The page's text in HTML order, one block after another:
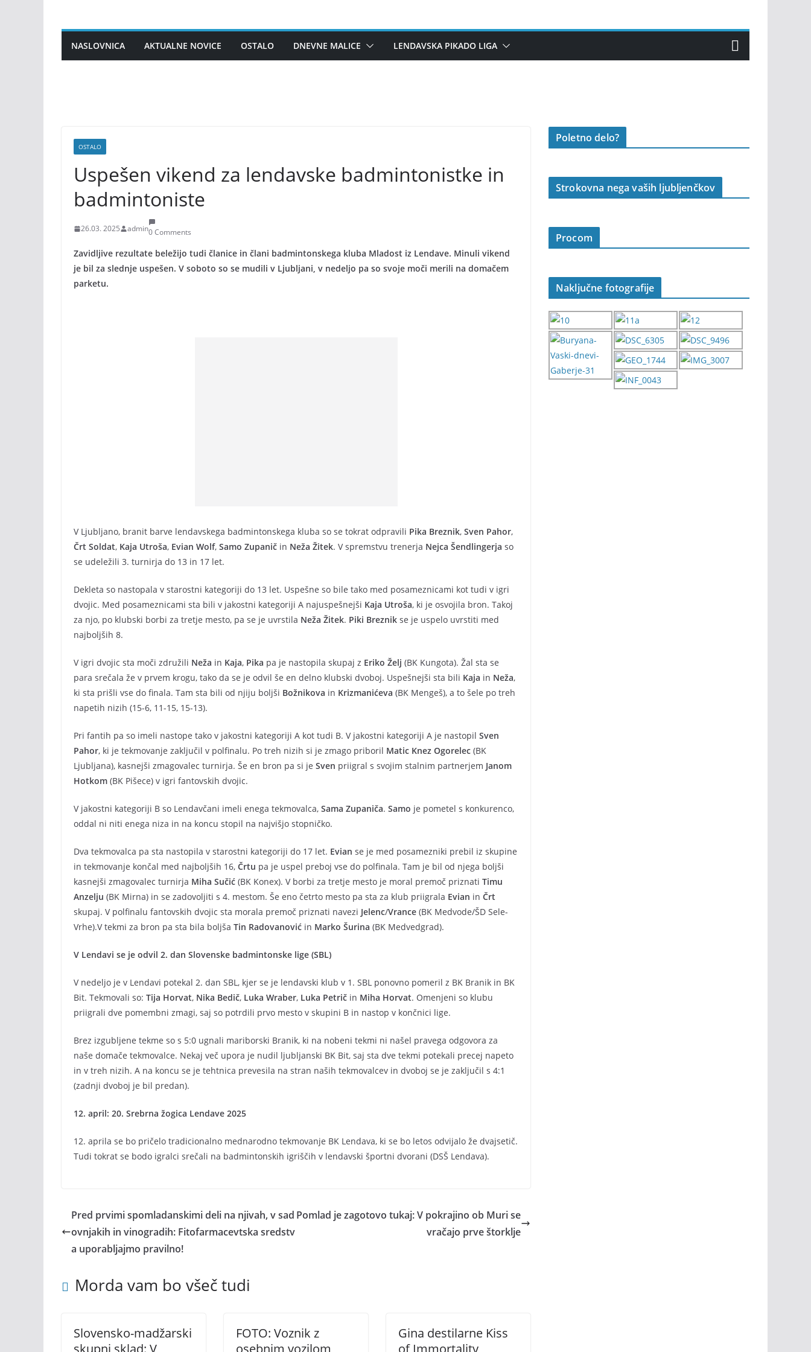
contentNASLOVNICA AKTUALNE NOVICE OSTALO DNEVNE MALICE LENDAVSKA PIKADO LIGA
OSTALO
Uspešen vikend za lendavske badmintonistke in
badmintoniste
26.03. 2025 admin0 Comments
Zavidljive rezultate beležijo tudi članice in člani badmintonskega kluba Mladost iz Lendave. Minuli vikend
je bil za slednje uspešen. V soboto so se mudili v Ljubljani, v nedeljo pa so svoje moči merili na domačem
parketu.
V Ljubljano, branit barve lendavskega badmintonskega kluba so se tokrat odpravili Pika Breznik, Sven Pahor,
Črt Soldat, Kaja Utroša, Evian Wolf, Samo Zupanič in Neža Žitek. V spremstvu trenerja Nejca Šendlingerja so
se udeležili 3. turnirja do 13 in 17 let.
Dekleta so nastopala v starostni kategoriji do 13 let. Uspešne so bile tako med posameznicami kot tudi v igri
dvojic. Med posameznicami sta bili v jakostni kategoriji A najuspešnejši Kaja Utroša, ki je osvojila bron. Takoj
za njo, po klubski borbi za tretje mesto, pa se je uvrstila Neža Žitek. Piki Breznik se je uspelo uvrstiti med
najboljših 8.
V igri dvojic sta moči združili Neža in Kaja, Pika pa je nastopila skupaj z Eriko Želj (BK Kungota). Žal sta se
para srečala že v prvem krogu, tako da se je odvil še en delno klubski dvoboj. Uspešnejši sta bili Kaja in Neža,
ki sta prišli vse do finala. Tam sta bili od njiju boljši Božnikova in Krizmanićeva (BK Mengeš), a to šele po treh
napetih nizih (15-6, 11-15, 15-13).
Pri fantih pa so imeli nastope tako v jakostni kategoriji A kot tudi B. V jakostni kategoriji A je nastopil Sven
Pahor, ki je tekmovanje zaključil v polfinalu. Po treh nizih si je zmago priboril Matic Knez Ogorelec (BK
Ljubljana), kasnejši zmagovalec turnirja. Še en bron pa si je Sven priigral s svojim stalnim partnerjem Janom
Hotkom (BK Pišece) v igri fantovskih dvojic.
V jakostni kategoriji B so Lendavčani imeli enega tekmovalca, Sama Zupaniča. Samo je pometel s konkurenco,
oddal ni niti enega niza in na koncu stopil na najvišjo stopničko.
Dva tekmovalca pa sta nastopila v starostni kategoriji do 17 let. Evian se je med posamezniki prebil iz skupine
in tekmovanje končal med najboljših 16, Črtu pa je uspel preboj vse do polfinala. Tam je bil od njega boljši
kasnejši zmagovalec turnirja Miha Sučić (BK Konex). V borbi za tretje mesto je moral premoč priznati Timu
Anzelju (BK Mirna) in se zadovoljiti s 4. mestom. Še eno četrto mesto pa sta za klub priigrala Evian in Črt
skupaj. V polfinalu fantovskih dvojic sta morala premoč priznati navezi Jelenc/Vrance (BK Medvode/ŠD Sele-
Vrhe).V tekmi za bron pa sta bila boljša Tin Radovanović in Marko Šurina (BK Medvedgrad).
V Lendavi se je odvil 2. dan Slovenske badmintonske lige (SBL)
V nedeljo je v Lendavi potekal 2. dan SBL, kjer se je lendavski klub v 1. SBL ponovno pomeril z BK Branik in BK
Bit. Tekmovali so: Tija Horvat, Nika Bedič, Luka Wraber, Luka Petrič in Miha Horvat. Omenjeni so klubu
priigrali dve pomembni zmagi, saj so potrdili prvo mesto v skupini B in nastop v končnici lige.
Brez izgubljene tekme so s 5:0 ugnali mariborski Branik, ki na nobeni tekmi ni našel pravega odgovora za
naše domače tekmovalce. Nekaj več upora je nudil ljubljanski BK Bit, saj sta dve tekmi potekali precej napeto
in v treh nizih. A na koncu se je tehtnica prevesila na stran naših tekmovalcev in dvoboj se je zaključil s 4:1
(zadnji dvoboj je bil predan).
12. april: 20. Srebrna žogica Lendave 2025
12. aprila se bo pričelo tradicionalno mednarodno tekmovanje BK Lendava, ki se bo letos odvijalo že dvajsetič.
Tudi tokrat se bodo igralci srečali na badmintonskih igriščih v lendavski športni dvorani (DSŠ Lendava).
Pred prvimi spomladanskimi deli na njivah, v sad
ovnjakih in vinogradih: Fitofarmacevtska sredstv
a uporabljajmo pravilno!
Pomlad je zagotovo tukaj: V pokrajino ob Muri se
vračajo prve štorklje
Morda vam bo všeč tudi
Slovensko-madžarski
skupni sklad: V
FOTO: Voznik z
osebnim vozilom
Gina destilarne Kiss
of Immortality
Poletno delo?
Strokovna nega vaših ljubljenčkov
Procom
Naključne fotografije